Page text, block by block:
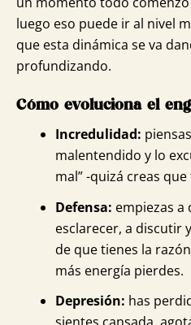
luego eso puede ir al nivel
que esta dinámica se va
profundizando.
Cómo evoluciona el
Incredulidad:
malentendido y lo
mal” -quizá creas
Defensa: empiezas a
esclarecer, a discutir
de que tienes la
más energía pierdes.
Depresión: has